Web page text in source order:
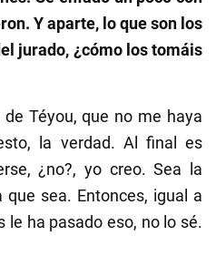
Y aparte, lo que son los
jurado, ¿cómo los tomáis
de Téyou, que no me haya
la verdad. Al final es
¿no?, yo creo. Sea la
que sea. Entonces, igual a
le ha pasado eso, no lo sé.